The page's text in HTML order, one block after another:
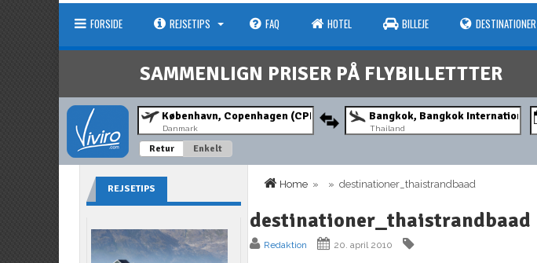
FORSIDE REJSETIPS FAQ HOTEL BILLEJE DESTINATIONER
SAMMENLIGN PRISER PÅ FLYBILLETTTER
Danmark Thailand
Retur Enkelt
Home » » destinationer_thaistrandbaad
destinationer_thaistrandbaad
Redaktion 20. april 2010
REJSETIPS